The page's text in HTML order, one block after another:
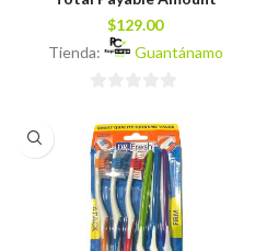
$129.00
Tienda:
Guantánamo
de
5